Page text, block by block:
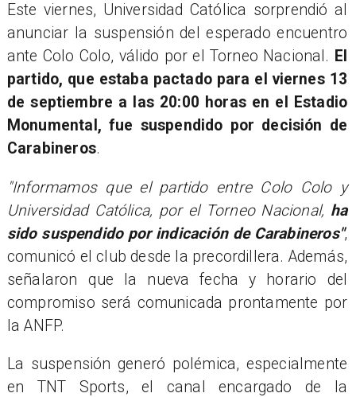
Este viernes, Universidad Católica sorprendió al
anunciar la suspensión del esperado encuentro
ante Colo Colo, válido por el Torneo Nacional. El
partido, que estaba pactado para el viernes 13
de septiembre a las 20:00 horas en el Estadio
Monumental, fue suspendido por decisión de
Carabineros.
"Informamos que el partido entre Colo Colo y
Universidad Católica, por el Torneo Nacional, ha
sido suspendido por indicación de Carabineros",
comunicó el club desde la precordillera. Además,
señalaron que la nueva fecha y horario del
compromiso será comunicada prontamente por
la ANFP.
La suspensión generó polémica, especialmente
en TNT Sports, el canal encargado de la